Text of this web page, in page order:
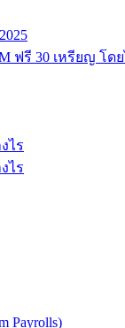
รี 30 เหรียญ โดย
ไร
ไร
Payrolls)